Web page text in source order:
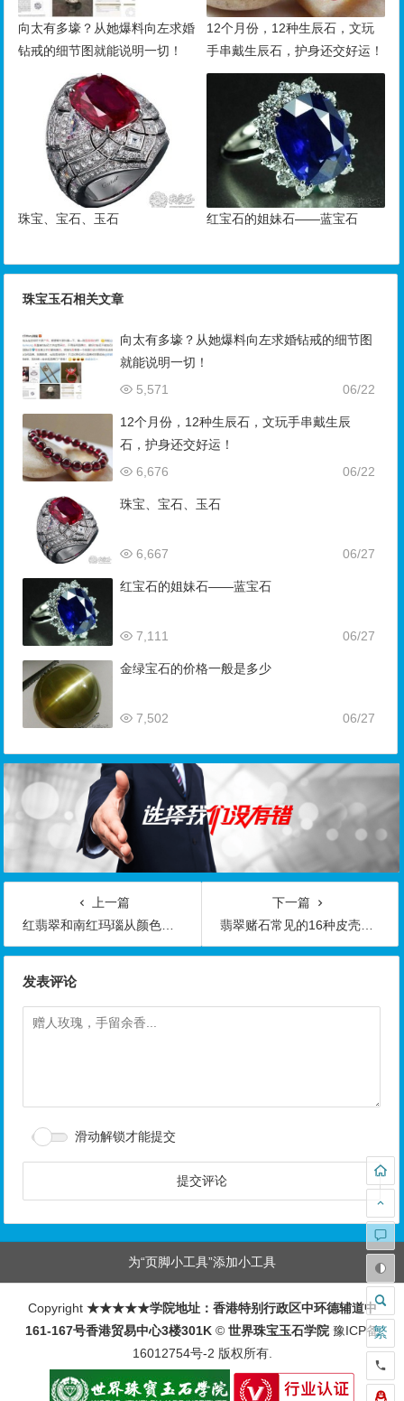
向太有多壕？从她爆料向左求婚
钻戒的细节图就能说明一切！
12个月份，12种生辰石，文玩
手串戴生辰石，护身还交好运！
珠宝、宝石、玉石 红宝石的姐妹石——蓝宝石
珠宝玉石相关文章
向太有多壕？从她爆料向左求婚钻戒的细节图
就能说明一切！
06/22
5,571
12个月份，12种生辰石，文玩手串戴生辰
石，护身还交好运！
06/22
6,676
珠宝、宝石、玉石
06/27
6,667
红宝石的姐妹石——蓝宝石
06/27
7,111
金绿宝石的价格一般是多少
06/27
7,502
上一篇
红翡翠和南红玛瑙从颜色方面进行区别的方法
下一篇
翡翠赌石常见的16种皮壳的特征和赌石矿场
发表评论
滑动解锁才能提交
为“页脚小工具”添加小工具
Copyright ★★★★★学院地址：香港特别行政区中环德辅道中
161-167号香港贸易中心3楼301K © 世界珠宝玉石学院 豫ICP备
16012754号-2 版权所有.
繁